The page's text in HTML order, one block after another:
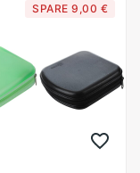
SPARE 9,00 €